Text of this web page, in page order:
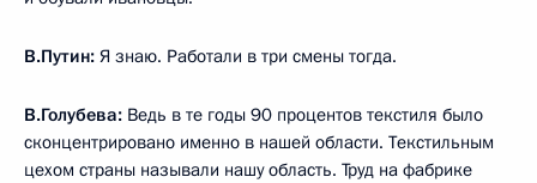
В.Путин: Я знаю. Работали в три смены тогда.
В.Голубева: Ведь в те годы 90 процентов текстиля было
сконцентрировано именно в нашей области. Текстильным
цехом страны называли нашу область. Труд на фабрике